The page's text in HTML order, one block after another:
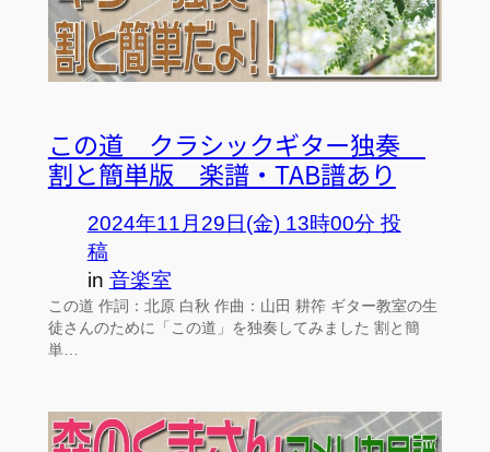
この道 クラシックギター独奏
割と簡単版 楽譜・TAB譜あり
2024年11月29日(金) 13時00分 投
稿
in 音楽室
この道 作詞：北原 白秋 作曲：山田 耕筰 ギター教室の生
徒さんのために「この道」を独奏してみました 割と簡
単…